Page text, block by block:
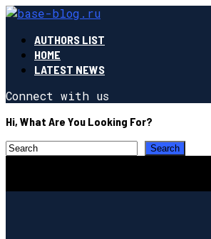
AUTHORS LIST
HOME
LATEST NEWS
Connect with us
Hi, What Are You Looking For?